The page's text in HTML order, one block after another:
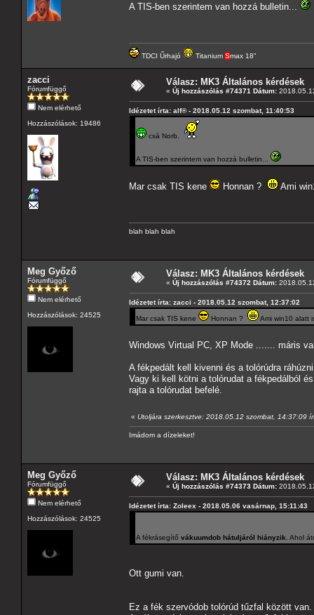
A TIS-ben szerintem van hozzá bulletin...
TDCI Űrhajó Titanium Smax 18"
zacci
Fórumfüggő
Nem elérhető
Hozzászólások: 19486
Válasz: MK3 Általános kérdések
« Új hozzászólás #74371 Dátum:
Idézetet írta: alf® - 2018.05.12 szombat, 11:40:53
csá Norb.
A TIS-ben szerintem van hozzá bulletin...
Mar csak TIS kene Honnan ? Ami
blah blah blah
Meg Győző
Fórumfüggő
Nem elérhető
Hozzászólások: 24525
Válasz: MK3 Általános kérdések
« Új hozzászólás #74372 Dátum:
Idézetet írta: zacci - 2018.05.12 szombat, 12:37:02
Mar csak TIS kene Honnan ? Ami win10 alatt
Windows Virtual PC, XP Mode ....... máris
A fékpedált kell kivenni és a tolórúdra
Vagy ki kell kötni a tolórudat a fékpedálból
rajta a tolórudat befelé.
« Utoljára szerkesztve: 2018.05.12 szombat, 14:37:09
Imádom a dízeleket!
Meg Győző
Fórumfüggő
Nem elérhető
Hozzászólások: 24525
Válasz: MK3 Általános kérdések
« Új hozzászólás #74373 Dátum:
Idézetet írta: Zoleex - 2018.05.06 vasárnap, 15:11:43
A fékrásegítő vákuumdob hátuljáról hiányzik . Ahol
Ott gumi van.
Ez a fék szervódob tolórúd tűzfal között van.